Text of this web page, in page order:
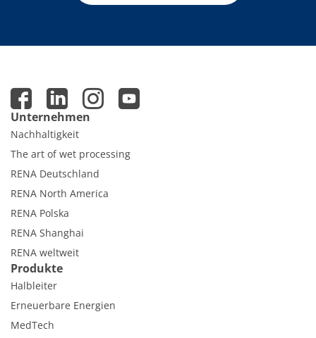
Unternehmen
Nachhaltigkeit
The art of wet processing
RENA Deutschland
RENA North America
RENA Polska
RENA Shanghai
RENA weltweit
Produkte
Halbleiter
Erneuerbare Energien
MedTech